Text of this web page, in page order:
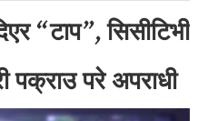
“टाप”, सिसीटिभी
परे अपराधी